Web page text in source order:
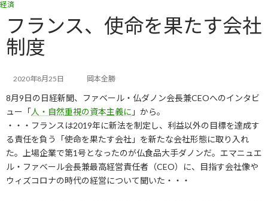
コ
ン
ッ
プ
ナ
ー
移
動
経済
フランス、使命を果たす会社
制度
2020年8月25日 岡本全勝
8月9日の日経新聞、ファベール・仏ダノン会長兼CEOへのインタビ
ュー「人・自然重視の資本主義に 」から。
・・・フランスは2019年に新法を制定し、利益以外の目標を達成す
る責任を負う「使命を果たす会社」を新たな会社形態に取り入れ
た。上場企業で第1号となったのが仏食品大手ダノンだ。エマニュエ
ル・ファベール会長兼最高経営責任者（CEO）に、目指す会社像や
ウィズコロナの時代の経営について聞いた・・・